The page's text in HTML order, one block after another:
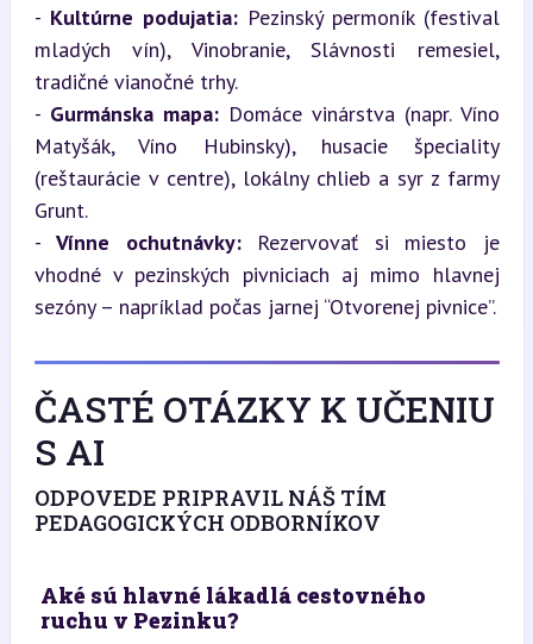
- Kultúrne podujatia: Pezinský permoník (festival
mladých vín), Vinobranie, Slávnosti remesiel,
tradičné vianočné trhy.
- Gurmánska mapa: Domáce vinárstva (napr. Víno
Matyšák, Víno Hubinsky), husacie špeciality
(reštaurácie v centre), lokálny chlieb a syr z farmy
Grunt.
- Vínne ochutnávky: Rezervovať si miesto je
vhodné v pezinských pivniciach aj mimo hlavnej
sezóny – napríklad počas jarnej “Otvorenej pivnice”.
ČASTÉ OTÁZKY K UČENIU
S AI
ODPOVEDE PRIPRAVIL NÁŠ TÍM
PEDAGOGICKÝCH ODBORNÍKOV
Aké sú hlavné lákadlá cestovného
ruchu v Pezinku?